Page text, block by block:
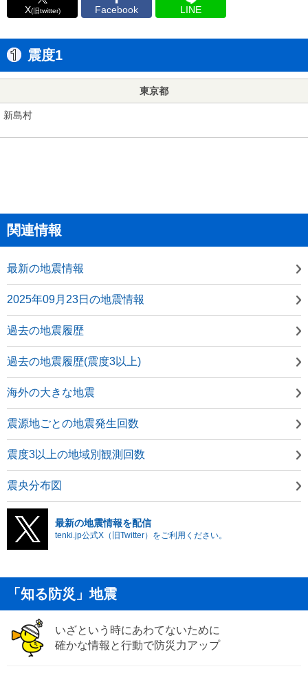
X(旧twitter) Facebook LINE
震度1
東京都
新島村
関連情報
最新の地震情報
2025年09月23日の地震情報
過去の地震履歴
過去の地震履歴(震度3以上)
海外の大きな地震
震源地ごとの地震発生回数
震度3以上の地域別観測回数
震央分布図
最新の地震情報を配信
tenki.jp公式X（旧Twitter）をご利用ください。
「知る防災」地震
いざという時にあわてないために
確かな情報と行動で防災力アップ